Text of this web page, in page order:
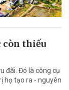
còn thiếu
đãi. Đó là công cụ
họ tạo ra - nguyên